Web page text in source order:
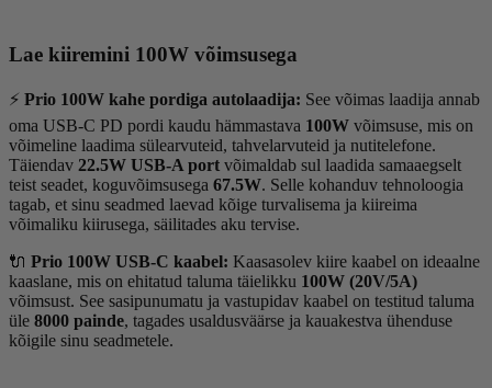
Lae kiiremini 100W võimsusega
⚡ Prio 100W kahe pordiga autolaadija: See võimas laadija annab
oma USB-C PD pordi kaudu hämmastava 100W võimsuse, mis on
võimeline laadima sülearvuteid, tahvelarvuteid ja nutitelefone.
Täiendav 22.5W USB-A port võimaldab sul laadida samaaegselt
teist seadet, koguvõimsusega 67.5W. Selle kohanduv tehnoloogia
tagab, et sinu seadmed laevad kõige turvalisema ja kiireima
võimaliku kiirusega, säilitades aku tervise.
🔌 Prio 100W USB-C kaabel: Kaasasolev kiire kaabel on ideaalne
kaaslane, mis on ehitatud taluma täielikku 100W (20V/5A)
võimsust. See sasipunumatu ja vastupidav kaabel on testitud taluma
üle 8000 painde, tagades usaldusväärse ja kauakestva ühenduse
kõigile sinu seadmetele.